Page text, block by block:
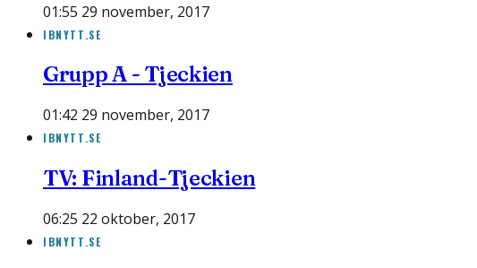
01:55 29 november, 2017
IBNYTT.SE
Grupp A - Tjeckien
01:42 29 november, 2017
IBNYTT.SE
TV: Finland-Tjeckien
06:25 22 oktober, 2017
IBNYTT.SE